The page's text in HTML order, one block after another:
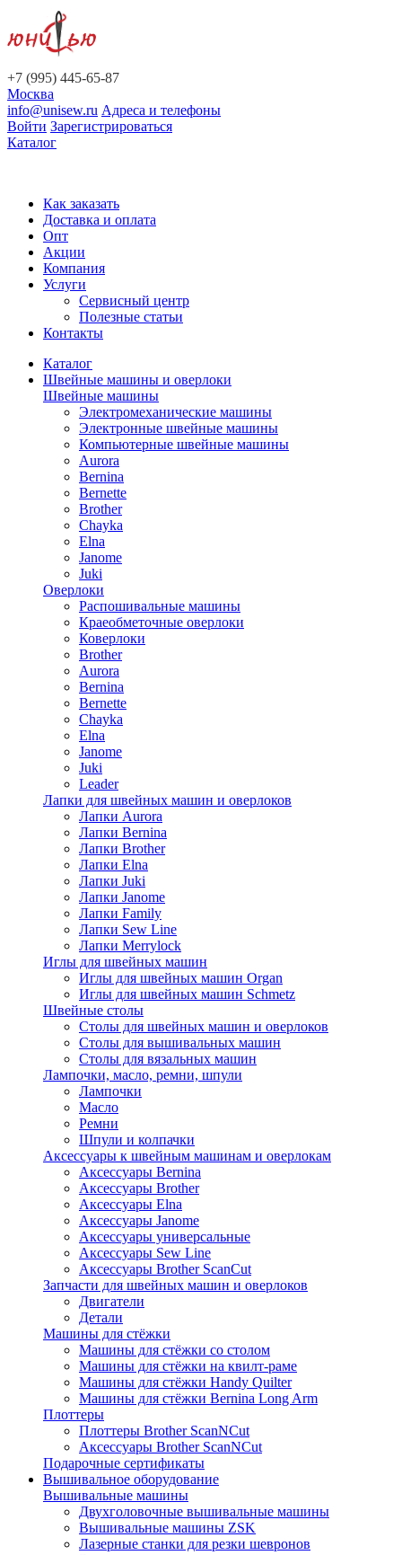
+7 (995) 445-65-87
Москва
info@unisew.ru Адреса и телефоны
Войти Зарегистрироваться
Каталог
Как заказать
Доставка и оплата
Опт
Акции
Компания
Услуги
Сервисный центр
Полезные статьи
Контакты
Каталог
Швейные машины и оверлоки
Швейные машины
Электромеханические машины
Электронные швейные машины
Компьютерные швейные машины
Aurora
Bernina
Bernette
Brother
Chayka
Elna
Janome
Juki
Оверлоки
Распошивальные машины
Краеобметочные оверлоки
Коверлоки
Brother
Aurora
Bernina
Bernette
Chayka
Elna
Janome
Juki
Leader
Лапки для швейных машин и оверлоков
Лапки Aurora
Лапки Bernina
Лапки Brother
Лапки Elna
Лапки Juki
Лапки Janome
Лапки Family
Лапки Sew Line
Лапки Merrylock
Иглы для швейных машин
Иглы для швейных машин Organ
Иглы для швейных машин Schmetz
Швейные столы
Столы для швейных машин и оверлоков
Столы для вышивальных машин
Столы для вязальных машин
Лампочки, масло, ремни, шпули
Лампочки
Масло
Ремни
Шпули и колпачки
Аксессуары к швейным машинам и оверлокам
Аксессуары Bernina
Аксессуары Brother
Аксессуары Elna
Аксессуары Janome
Аксессуары универсальные
Аксессуары Sew Line
Аксессуары Brother ScanCut
Запчасти для швейных машин и оверлоков
Двигатели
Детали
Машины для стёжки
Машины для стёжки со столом
Машины для стёжки на квилт-раме
Машины для стёжки Handy Quilter
Машины для стёжки Bernina Long Arm
Плоттеры
Плоттеры Brother ScanNCut
Аксессуары Brother ScanNCut
Подарочные сертификаты
Вышивальное оборудование
Вышивальные машины
Двухголовочные вышивальные машины
Вышивальные машины ZSK
Лазерные станки для резки шевронов